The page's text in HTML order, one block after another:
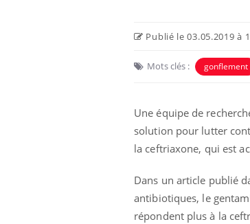
Publié le 03.05.2019 à
Mots clés : gonflement
Une équipe de
solution pour lutter
la ceftriaxone, qui est
Dans un article publié
antibiotiques, le
répondent plus à la
Il y a des sujets qui sont faciles à
d'autres non ! D'un côté, poser des
questions sur la maladie d'un